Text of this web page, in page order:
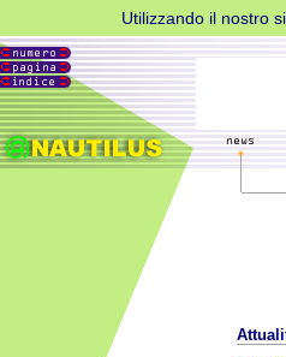
Utilizzando il nostro